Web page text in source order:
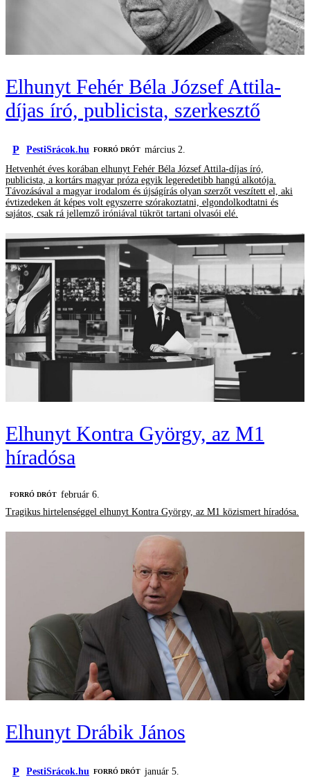
Elhunyt Fehér Béla József Attila-
díjas író, publicista, szerkesztő
P PestiSrácok.hu FORRÓ DRÓT március 2.
Hetvenhét éves korában elhunyt Fehér Béla József Attila-díjas író,
publicista, a kortárs magyar próza egyik legeredetibb hangú alkotója.
Távozásával a magyar irodalom és újságírás olyan szerzőt veszített el, aki
évtizedeken át képes volt egyszerre szórakoztatni, elgondolkodtatni és
sajátos, csak rá jellemző iróniával tükröt tartani olvasói elé.
Elhunyt Kontra György, az M1
híradósa
FORRÓ DRÓT február 6.
Tragikus hirtelenséggel elhunyt Kontra György, az M1 közismert híradósa.
Elhunyt Drábik János
P PestiSrácok.hu FORRÓ DRÓT január 5.